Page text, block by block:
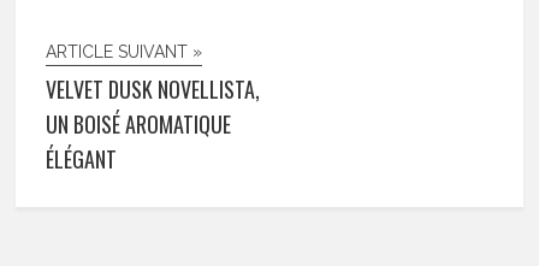
ARTICLE SUIVANT »
VELVET DUSK NOVELLISTA,
UN BOISÉ AROMATIQUE
ÉLÉGANT